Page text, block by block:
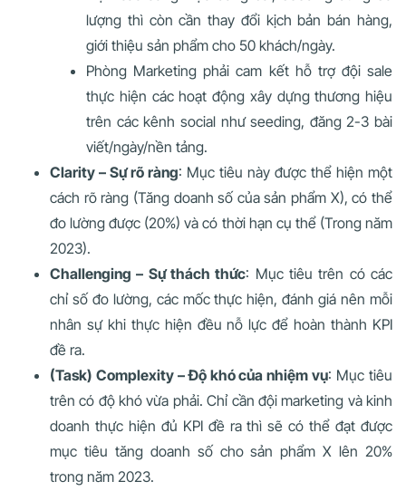
lượng thì còn cần thay đổi kịch bản bán hàng,
giới thiệu sản phẩm cho 50 khách/ngày.
Phòng Marketing phải cam kết hỗ trợ đội sale
thực hiện các hoạt động xây dựng thương hiệu
trên các kênh social như seeding, đăng 2-3 bài
viết/ngày/nền tảng.
Clarity – Sự rõ ràng: Mục tiêu này được thể hiện một
cách rõ ràng (Tăng doanh số của sản phẩm X), có thể
đo lường được (20%) và có thời hạn cụ thể (Trong năm
2023).
Challenging – Sự thách thức: Mục tiêu trên có các
chỉ số đo lường, các mốc thực hiện, đánh giá nên mỗi
nhân sự khi thực hiện đều nỗ lực để hoàn thành KPI
đề ra.
(Task) Complexity – Độ khó của nhiệm vụ: Mục tiêu
trên có độ khó vừa phải. Chỉ cần đội marketing và kinh
doanh thực hiện đủ KPI đề ra thì sẽ có thể đạt được
mục tiêu tăng doanh số cho sản phẩm X lên 20%
trong năm 2023.